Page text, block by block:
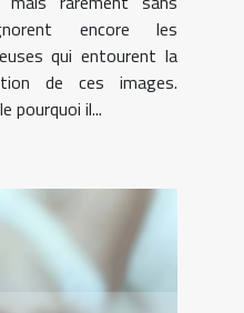
encore les
qui entourent la
de ces images.
pourquoi il...